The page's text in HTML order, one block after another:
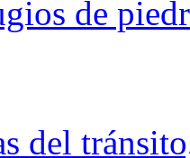
de
del